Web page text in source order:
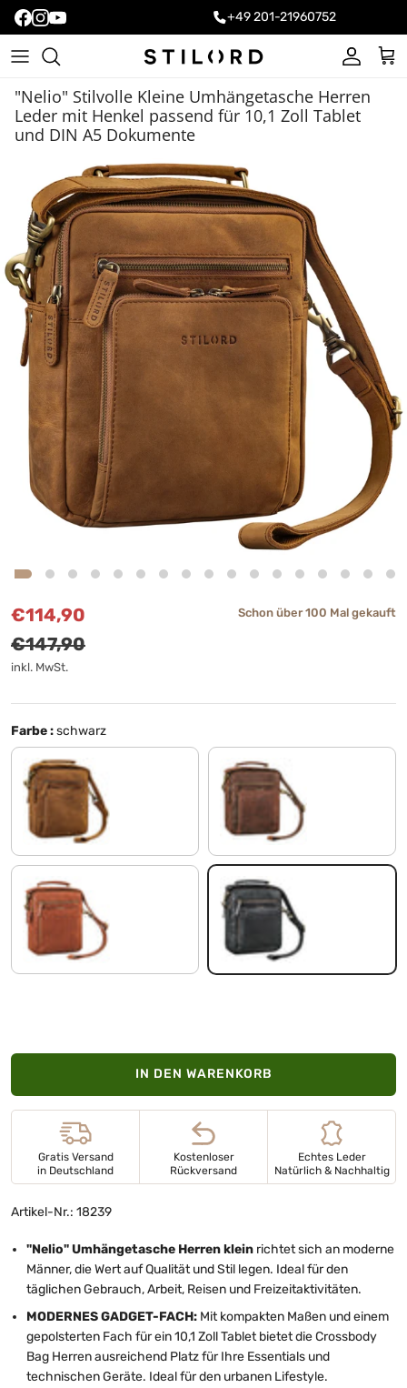
+49 201-21960752
Konto
"Nelio" Stilvolle Kleine Umhängetasche Herren
Leder mit Henkel passend für 10,1 Zoll Tablet
und DIN A5 Dokumente
Verkaufspreis
€114,90
€147,90
inkl. MwSt.
Schon über 100 Mal gekauft
Farbe :schwarz
tan - dunkelbraun zamora - braun
maraska - braun schwarz
IN DEN WARENKORB
Gratis Versand
in Deutschland
Kostenloser
Rückversand
Echtes Leder
Natürlich & Nachhaltig
Artikel-Nr.: 18239
"Nelio" Umhängetasche Herren klein richtet sich an moderne
Männer, die Wert auf Qualität und Stil legen. Ideal für den
täglichen Gebrauch, Arbeit, Reisen und Freizeitaktivitäten.
MODERNES GADGET-FACH: Mit kompakten Maßen und einem
gepolsterten Fach für ein 10,1 Zoll Tablet bietet die Crossbody
Bag Herren ausreichend Platz für Ihre Essentials und
technischen Geräte. Ideal für den urbanen Lifestyle.